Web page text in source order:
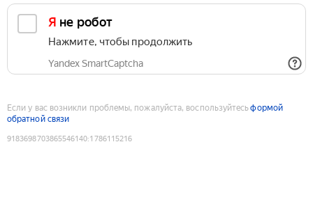
Я не робот
Нажмите, чтобы продолжить
Yandex SmartCaptcha
Если у вас возникли проблемы, пожалуйста, воспользуйтесьформой
обратной связи
9183698703865546140:1786115216